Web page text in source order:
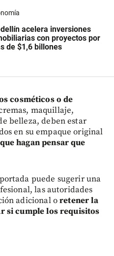
acelera inversiones
con proyectos por
de $1,6 billones
cosméticos o de
maquillaje,
belleza, deben estar
en su empaque original
hagan pensar que
puede sugerir una
las autoridades
adicional oretener la
si cumple los requisitos